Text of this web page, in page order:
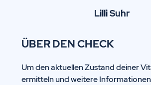
Lilli Suhr
ÜBER DEN CHECK
Um den aktuellen Zustand deiner
ermitteln und weitere